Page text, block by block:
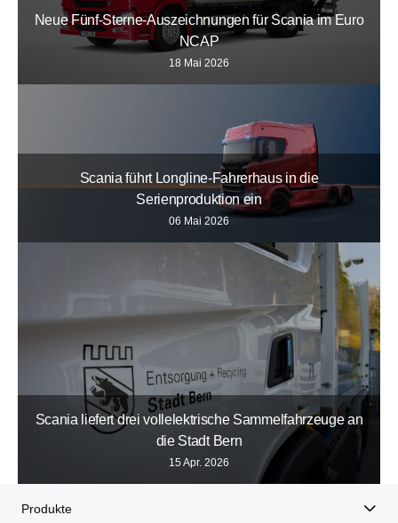
Neue Fünf-Sterne-Auszeichnungen für Scania im Euro
NCAP
18 Mai 2026
Scania führt Longline-Fahrerhaus in die
Serienproduktion ein
06 Mai 2026
Scania liefert drei vollelektrische Sammelfahrzeuge an
die Stadt Bern
15 Apr. 2026
Produkte